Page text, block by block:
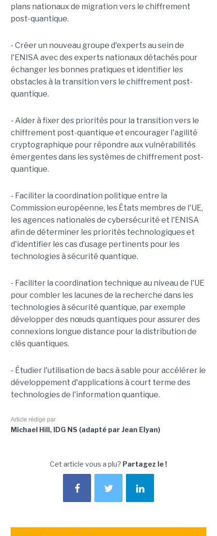
plans nationaux de migration vers le chiffrement
post-quantique.
- Créer un nouveau groupe d'experts au sein de
l'ENISA avec des experts nationaux détachés pour
échanger les bonnes pratiques et identifier les
obstacles à la transition vers le chiffrement post-
quantique.
- Aider à fixer des priorités pour la transition vers le
chiffrement post-quantique et encourager l'agilité
cryptographique pour répondre aux vulnérabilités
émergentes dans les systèmes de chiffrement post-
quantique.
- Faciliter la coordination politique entre la
Commission européenne, les États membres de l'UE,
les agences nationales de cybersécurité et l'ENISA
afin de déterminer les priorités technologiques et
d'identifier les cas d’usage pertinents pour les
technologies à sécurité quantique.
- Faciliter la coordination technique au niveau de l'UE
pour combler les lacunes de la recherche dans les
technologies à sécurité quantique, par exemple
développer des nœuds quantiques pour assurer des
connexions longue distance pour la distribution de
clés quantiques.
- Étudier l'utilisation de bacs à sable pour accélérer le
développement d'applications à court terme des
technologies de l'information quantique.
Article rédigé par
Michael Hill, IDG NS (adapté par Jean Elyan)
Cet article vous a plu? Partagez le !